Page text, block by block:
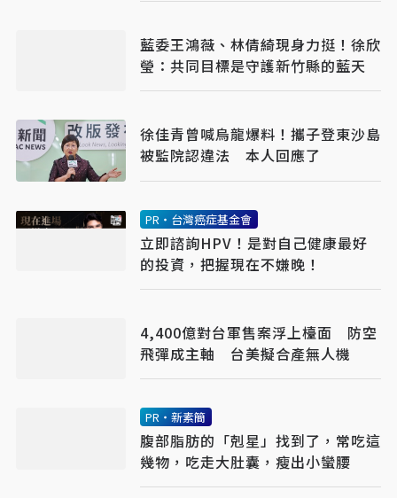
藍委王鴻薇、林倩綺現身力挺！徐欣
瑩：共同目標是守護新竹縣的藍天
徐佳青曾喊烏龍爆料！攜子登東沙島
被監院認違法 本人回應了
PR・台灣癌症基金會
立即諮詢HPV！是對自己健康最好
的投資，把握現在不嫌晚！
4,400億對台軍售案浮上檯面 防空
飛彈成主軸 台美擬合產無人機
PR・新素簡
腹部脂肪的「剋星」找到了，常吃這
幾物，吃走大肚囊，瘦出小蠻腰